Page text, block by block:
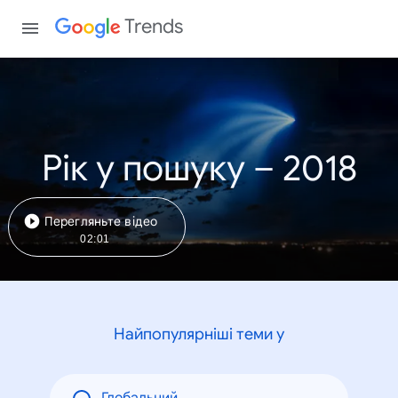
Trends
Рік у пошуку – 2018
Перегляньте відео
02:01
Найпопулярніші теми у